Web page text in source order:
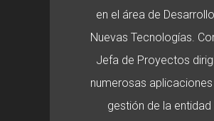
en el área de
Nuevas Tecnologías.
Jefa de Proyectos
numerosas
gestión de la entidad